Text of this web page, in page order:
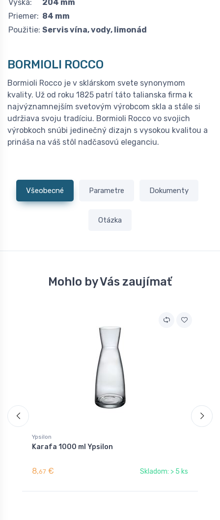
Výška:
204 mm
Priemer: 84 mm
Použitie: Servis vína, vody, limonád
BORMIOLI ROCCO
Bormioli Rocco je v sklárskom svete synonymom
kvality. Už od roku 1825 patrí táto talianska firma k
najvýznamnejším svetovým výrobcom skla a stále si
udržiava svoju tradíciu. Bormioli Rocco vo svojich
výrobkoch snúbi jedinečný dizajn s vysokou kvalitou a
prináša na váš stôl nadčasovú eleganciu.
Všeobecné Parametre Dokumenty
Otázka
Mohlo by Vás zaujímať
Ypsilon
Karafa 1000 ml Ypsilon
8,67 € Skladom: > 5 ks